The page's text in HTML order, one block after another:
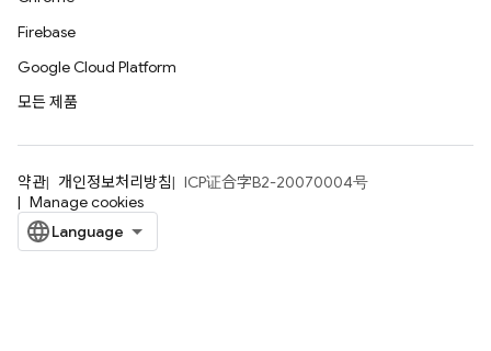
Firebase
Google Cloud Platform
모든 제품
약관 개인정보처리방침
ICP证合字B2-20070004号
Manage cookies